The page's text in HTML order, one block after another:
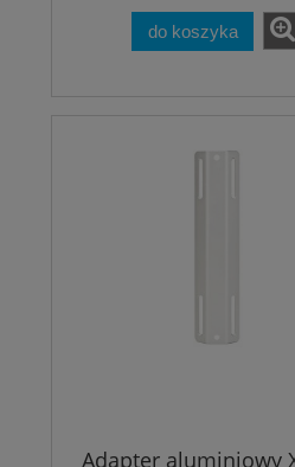
do koszyka
Adapter aluminiowy